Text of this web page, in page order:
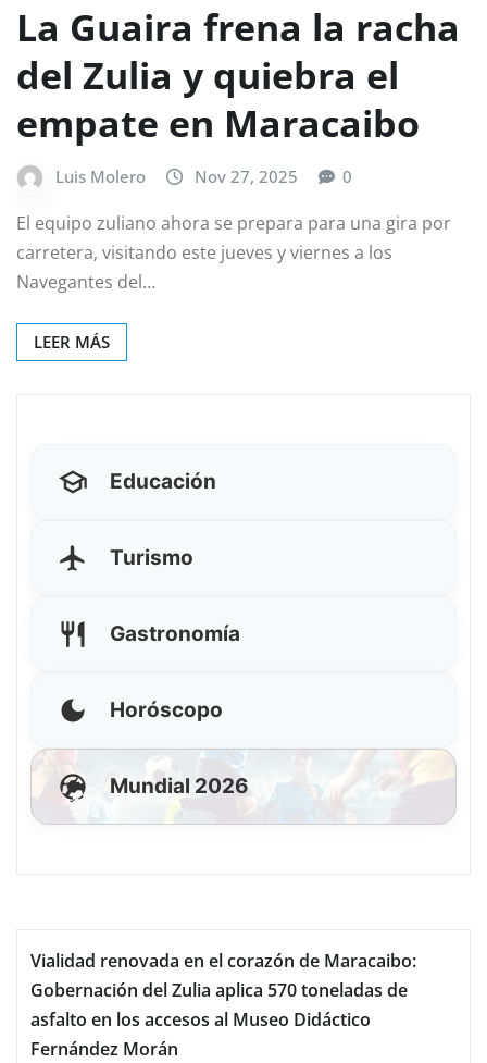
La Guaira frena la racha
del Zulia y quiebra el
empate en Maracaibo
Luis Molero Nov 27, 2025 0
El equipo zuliano ahora se prepara para una gira por
carretera, visitando este jueves y viernes a los
Navegantes del…
LEER MÁS
Educación
Turismo
Gastronomía
Horóscopo
Mundial 2026
Vialidad renovada en el corazón de Maracaibo:
Gobernación del Zulia aplica 570 toneladas de
asfalto en los accesos al Museo Didáctico
Fernández Morán